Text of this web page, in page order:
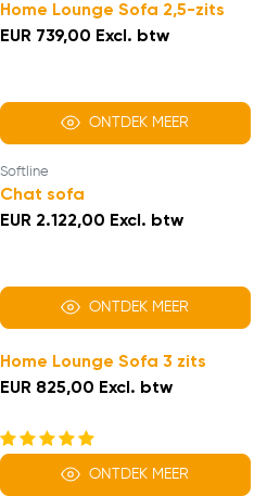
Home Lounge Sofa 2,5-zits
EUR 739,00 Excl. btw
ONTDEK MEER
Softline
Chat sofa
EUR 2.122,00 Excl. btw
ONTDEK MEER
Home Lounge Sofa 3 zits
EUR 825,00 Excl. btw
ONTDEK MEER